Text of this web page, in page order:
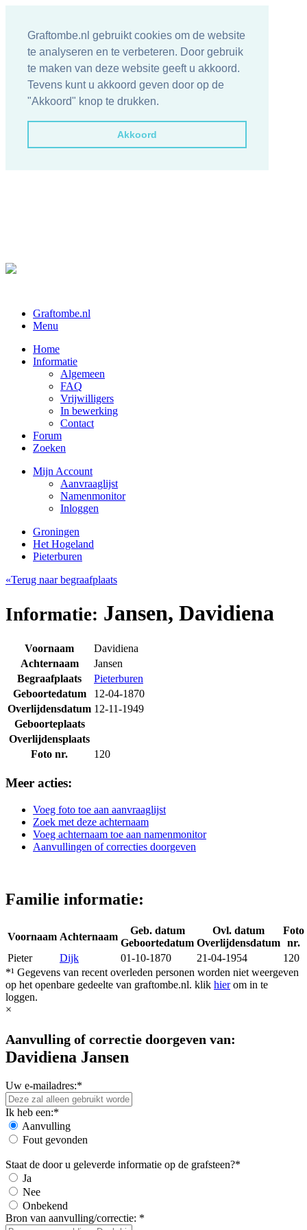
Graftombe.nl gebruikt cookies om de website
te analyseren en te verbeteren. Door gebruik
te maken van deze website geeft u akkoord.
Tevens kunt u akkoord geven door op de
"Akkoord" knop te drukken.
Akkoord
Graftombe.nl
Menu
Home
Informatie
Algemeen
FAQ
Vrijwilligers
In bewerking
Contact
Forum
Zoeken
Mijn Account
Aanvraaglijst
Namenmonitor
Inloggen
Groningen
Het Hogeland
Pieterburen
«Terug naar begraafplaats
Informatie: Jansen, Davidiena
Voornaam
Davidiena
Achternaam
Jansen
Begraafplaats
Pieterburen
Geboortedatum
12-04-1870
Overlijdensdatum 12-11-1949
Geboorteplaats
Overlijdensplaats
Foto nr.
120
Meer acties:
Voeg foto toe aan aanvraaglijst
Zoek met deze achternaam
Voeg achternaam toe aan namenmonitor
Aanvullingen of correcties doorgeven
Familie informatie:
Voornaam Achternaam
Geb. datum
Geboortedatum
Ovl. datum
Overlijdensdatum
Foto
nr.
Pieter
Dijk 01-10-1870 21-04-1954
120
*¹ Gegevens van recent overleden personen worden niet weergeven
op het openbare gedeelte van graftombe.nl. klik hierom in te
loggen.
×
Aanvulling of correctie doorgeven van:
Davidiena Jansen
Uw e-mailadres:*
Ik heb een:*
Aanvulling
Fout gevonden
Staat de door u geleverde informatie op de grafsteen?*
Ja
Nee
Onbekend
Bron van aanvulling/correctie: *